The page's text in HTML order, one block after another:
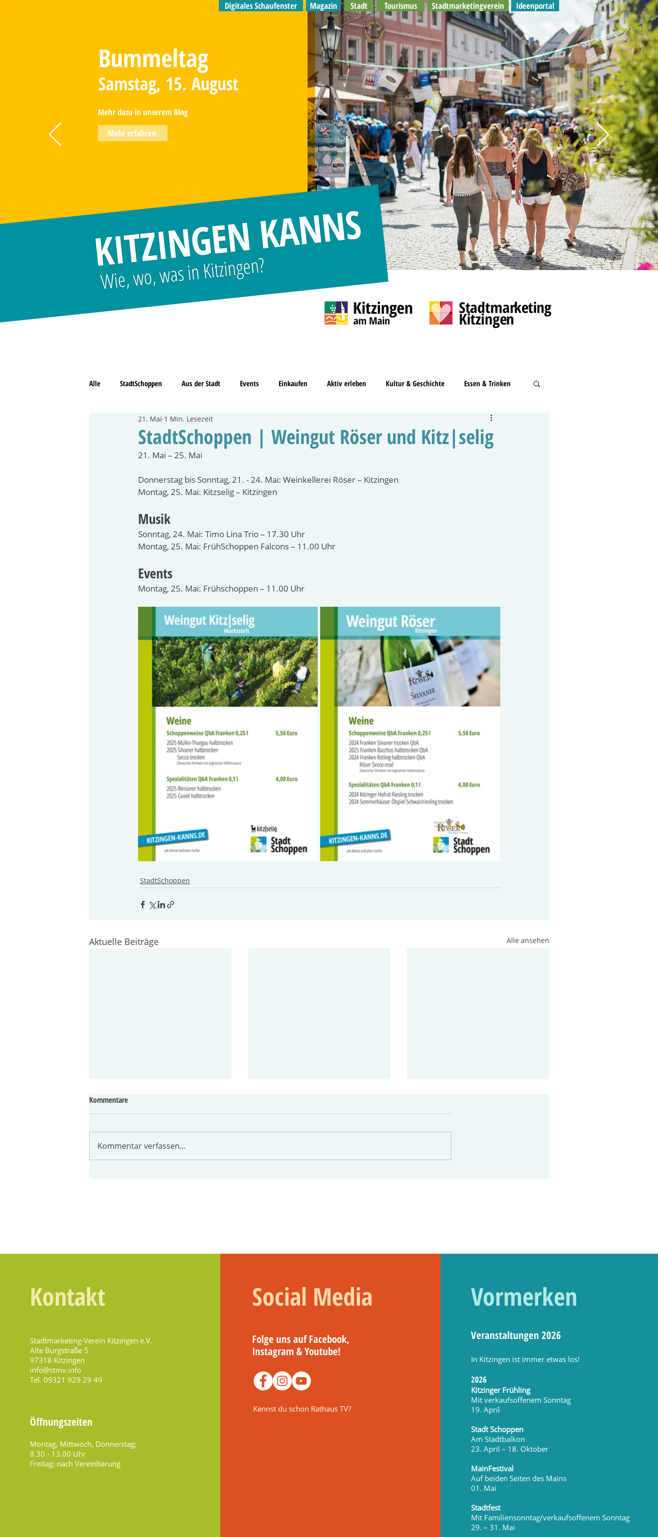
Bummeltag
Samstag, 15. August
Mehr dazu in unserem Blog
Mehr erfahren
Tourismus Stadtmarketingverein
Stadt
Digitales Schaufenster Magazin Ideenportal
Alle StadtSchoppen Aus der Stadt Events Einkaufen Aktiv erleben Kultur & Geschichte Essen & Trinken
Kinder & Jugend
StadtSchoppen | Weingut Röser und Kitz|selig
21. Mai 1 Min. Lesezeit
21. Mai – 25. Mai
Donnerstag bis Sonntag, 21. - 24. Mai: Weinkellerei Röser – Kitzingen
Montag, 25. Mai: Kitzselig – Kitzingen
Musik
Sonntag, 24. Mai: Timo Lina Trio – 17.30 Uhr
Montag, 25. Mai: FrühSchoppen Falcons – 11.00 Uhr
Events
Montag, 25. Mai: Frühschoppen – 11.00 Uhr
StadtSchoppen
Aktuelle Beiträge Alle ansehen
StadtSchoppen 2026
Kommentare
Kommentar verfassen...
Kontakt
Stadtmarketing-Verein Kitzingen e.V.
Alte Burgstraße 5
97318 Kitzingen
info@stmv.info
Tel. 09321 929 29 49
Öffnungszeiten
Montag, Mittwoch, Donnerstag:
8.30 - 13.00 Uhr
Freitag: nach Vereinbarung
Social Media
Folge uns auf Facebook,
Instagram & Youtube!
Kennst du schon Rathaus TV?
Vormerken
Veranstaltungen 2026
In Kitzingen ist immer etwas los!
2026
Kitzinger Frühling
Mit verkaufsoffenem Sonntag
19. April
Stadt Schoppen
Am Stadtbalkon
23. April – 18. Oktober
MainFestival
Auf beiden Seiten des Mains
01. Mai
Stadtfest
Mit Familiensonntag/verkaufsoffenem Sonntag
29. – 31. Mai